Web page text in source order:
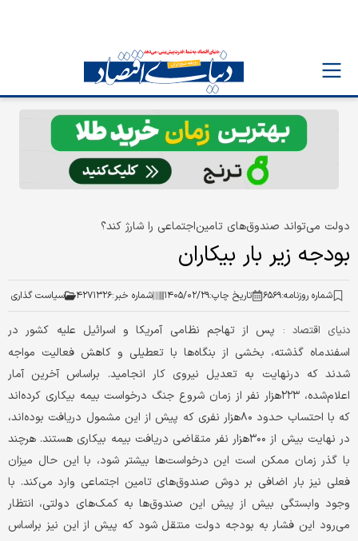
دولت می‌تواند صندوق‌های تامین‌اجتماعی را شارژ کند؟
بودجه زیر بار بیکاران
شماره روزنامه:۶۵۶۹ تاریخ چاپ:۱۴۰۵/۰۲/۲۹ شماره خبر:۴۲۷۱۳۲۶ سیاست گذاری
دنیای اقتصاد : پس از تهاجم نظامی آمریکا و اسرائیل علیه کشور در
اسفندماه گذشته، بخشی از بنگاه‌ها با تعطیلی و کاهش فعالیت مواجه
شدند که درنهایت به تعدیل نیروی کار انجامید. براساس آخرین آمار
اعلام‌شده، ۲۲۳هزار نفر از زمان شروع جنگ درخواست بیمه بیکاری کرده‌اند
که با احتساب حدود ۸۰هزار نفری که پیش از این مشمول دریافت بوده‌اند،
در نهایت بیش از ۳۰۰هزار نفر متقاضی دریافت بیمه بیکاری هستند. هرچند
با گذر زمان ممکن است این درخواست‌ها بیشتر شود، با این حال میزان
فعلی نیز بار اضافی بر دوش صندوق‌های تامین اجتماعی وارد می‌کند. با
وجود وابستگی بیش از پیش این صندوق‌ها به کمک‌های دولتی، انتظار
می‌رود این فشار به بودجه دولت منتقل شود که پیش از این نیز براساس